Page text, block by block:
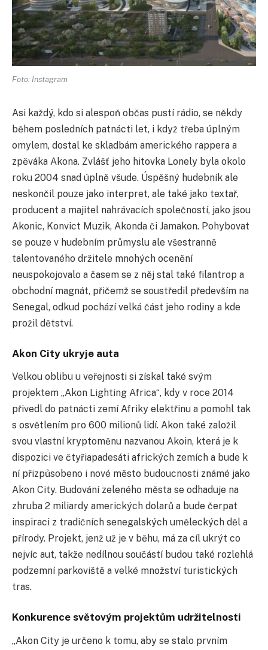
Foto: Instagram
Asi každý, kdo si alespoň občas pustí rádio, se někdy
během posledních patnácti let, i když třeba úplným
omylem, dostal ke skladbám amerického rappera a
zpěváka Akona. Zvlášť jeho hitovka Lonely byla okolo
roku 2004 snad úplně všude. Úspěšný hudebník ale
neskončil pouze jako interpret, ale také jako textař,
producent a majitel nahrávacích společností, jako jsou
Akonic, Konvict Muzik, Akonda či Jamakon. Pohybovat
se pouze v hudebním průmyslu ale všestranně
talentovaného držitele mnohých ocenění
neuspokojovalo a časem se z něj stal také filantrop a
obchodní magnát, přičemž se soustředil především na
Senegal, odkud pochází velká část jeho rodiny a kde
prožil dětství.
Akon City ukryje auta
Velkou oblibu u veřejnosti si získal také svým
projektem „Akon Lighting Africa“, kdy v roce 2014
přivedl do patnácti zemí Afriky elektřinu a pomohl tak
s osvětlením pro 600 milionů lidí. Akon také založil
svou vlastní kryptoměnu nazvanou Akoin, která je k
dispozici ve čtyřiapadesáti afrických zemích a bude k
ní přizpůsobeno i nové město budoucnosti známé jako
Akon City. Budování zeleného města se odhaduje na
zhruba 2 miliardy amerických dolarů a bude čerpat
inspiraci z tradičních senegalských uměleckých děl a
přírody. Projekt, jenž už je v běhu, má za cíl ukrýt co
nejvíc aut, takže nedílnou součástí budou také rozlehlá
podzemní parkoviště a velké množství turistických
tras.
Konkurence světovým projektům udržitelnosti
„Akon City je určeno k tomu, aby se stalo prvním